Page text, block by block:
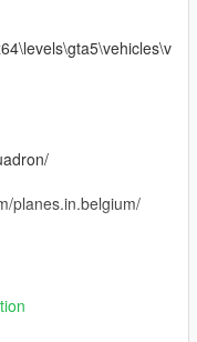
planes.in.belgium/